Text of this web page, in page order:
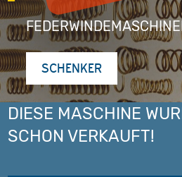
SCHENKER
DIESE MASCHINE
SCHON VERKAUFT!